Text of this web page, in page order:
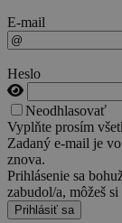
E-mail
Heslo
Neodhlasovať
Vyplňte prosím
Zadaný e-mail je
znova.
Prihlásenie sa
zabudol/a, môžeš
Prihlásiť sa